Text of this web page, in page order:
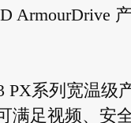
ArmourDrive
PX系列宽温级
满足视频、安